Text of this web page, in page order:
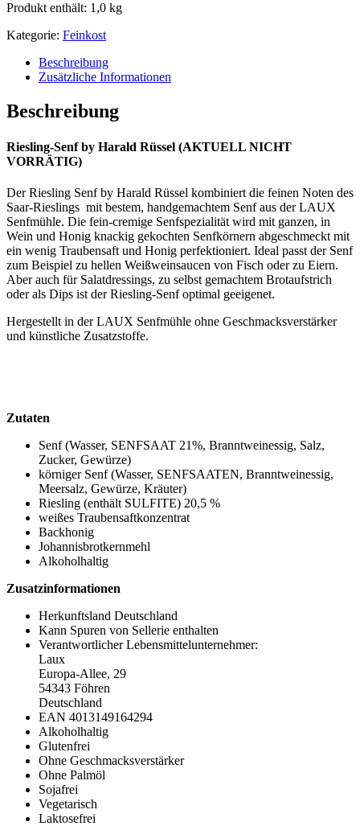
Produkt enthält: 1,0 kg
Kategorie: Feinkost
Beschreibung
Zusätzliche Informationen
Beschreibung
Riesling-Senf by Harald Rüssel (AKTUELL NICHT
VORRÄTIG)
Der Riesling Senf by Harald Rüssel kombiniert die feinen Noten des
Saar-Rieslings mit bestem, handgemachtem Senf aus der LAUX
Senfmühle. Die fein-cremige Senfspezialität wird mit ganzen, in
Wein und Honig knackig gekochten Senfkörnern abgeschmeckt mit
ein wenig Traubensaft und Honig perfektioniert. Ideal passt der Senf
zum Beispiel zu hellen Weißweinsaucen von Fisch oder zu Eiern.
Aber auch für Salatdressings, zu selbst gemachtem Brotaufstrich
oder als Dips ist der Riesling-Senf optimal geeigenet.
Hergestellt in der LAUX Senfmühle ohne Geschmacksverstärker
und künstliche Zusatzstoffe.
Zutaten
Senf (Wasser, SENFSAAT 21%, Branntweinessig, Salz,
Zucker, Gewürze)
körniger Senf (Wasser, SENFSAATEN, Branntweinessig,
Meersalz, Gewürze, Kräuter)
Riesling (enthält SULFITE) 20,5 %
weißes Traubensaftkonzentrat
Backhonig
Johannisbrotkernmehl
Alkoholhaltig
Zusatzinformationen
Herkunftsland Deutschland
Kann Spuren von Sellerie enthalten
Verantwortlicher Lebensmittelunternehmer:
Laux
Europa-Allee, 29
54343 Föhren
Deutschland
EAN 4013149164294
Alkoholhaltig
Glutenfrei
Ohne Geschmacksverstärker
Ohne Palmöl
Sojafrei
Vegetarisch
Laktosefrei